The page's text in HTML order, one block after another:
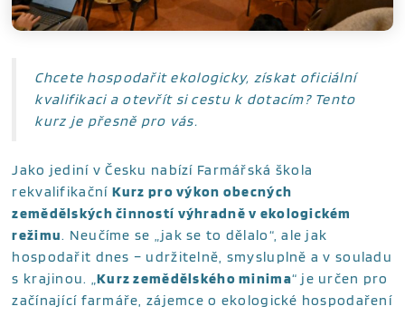
Chcete hospodařit ekologicky, získat oficiální
kvalifikaci a otevřít si cestu k dotacím? Tento
kurz je přesně pro vás.
Jako jediní v Česku nabízí Farmářská škola
rekvalifikační Kurz pro výkon obecných
zemědělských činností výhradně v ekologickém
režimu. Neučíme se „jak se to dělalo“, ale jak
hospodařit dnes – udržitelně, smysluplně a v souladu
s krajinou. „Kurz zemědělského minima“ je určen pro
začínající farmáře, zájemce o ekologické hospodaření